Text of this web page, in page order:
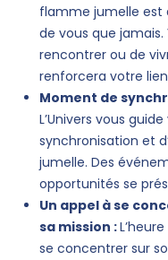
flamme jumelle est
de vous que
rencontrer ou de
renforcera votre
Moment de
L’Univers vous
synchronisation et
jumelle. Des
opportunités se
Un appel à se
sa mission :
se concentrer sur